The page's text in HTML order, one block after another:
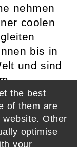
nehmen
coolen
bis in
und sind
Tour
the best
of them are
Other
optimise
your